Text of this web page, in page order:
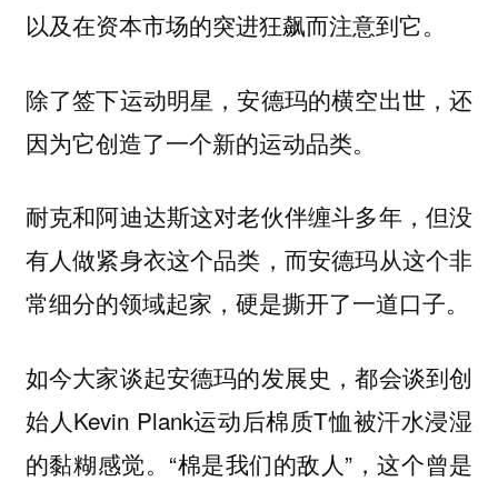
以及在资本市场的突进狂飙而注意到它。
除了签下运动明星，安德玛的横空出世，还
因为它创造了一个新的运动品类。
耐克和阿迪达斯这对老伙伴缠斗多年，但没
有人做紧身衣这个品类，而安德玛从这个非
常细分的领域起家，硬是撕开了一道口子。
如今大家谈起安德玛的发展史，都会谈到创
始人Kevin Plank运动后棉质T恤被汗水浸湿
的黏糊感觉。“棉是我们的敌人”，这个曾是